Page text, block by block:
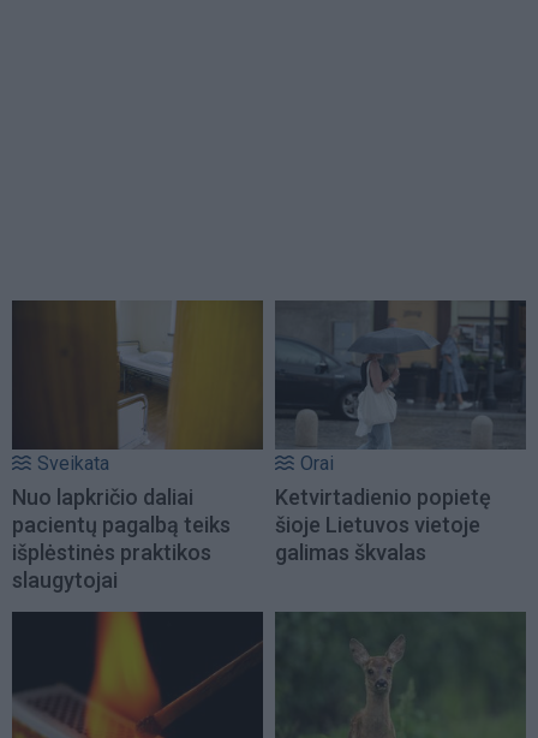
Sveikata
Nuo lapkričio daliai
pacientų pagalbą teiks
išplėstinės praktikos
slaugytojai
Orai
Ketvirtadienio popietę
šioje Lietuvos vietoje
galimas škvalas